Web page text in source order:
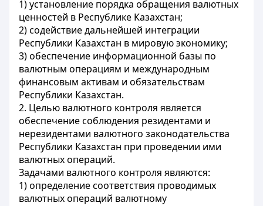
1) установление порядка обращения валютных
ценностей в Республике Казахстан;
2) содействие дальнейшей интеграции
Республики Казахстан в мировую экономику;
3) обеспечение информационной базы по
валютным операциям и международным
финансовым активам и обязательствам
Республики Казахстан.
2. Целью валютного контроля является
обеспечение соблюдения резидентами и
нерезидентами валютного законодательства
Республики Казахстан при проведении ими
валютных операций.
Задачами валютного контроля являются:
1) определение соответствия проводимых
валютных операций валютному